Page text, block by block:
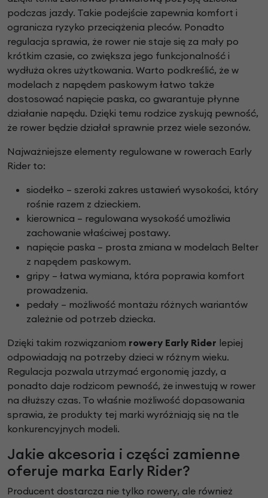
podczas jazdy. Takie podejście zapewnia komfort i
ogranicza ryzyko przeciążenia pleców. Ponadto
regulacja sprawia, że rower nie staje się za mały po
krótkim czasie, co zwiększa jego funkcjonalność i
wydłuża okres użytkowania. Warto podkreślić, że w
modelach z napędem paskowym łatwo także
dostosować napięcie paska, co gwarantuje płynne
działanie napędu. Dzięki temu rodzice zyskują pewność,
że rower będzie działał sprawnie przez wiele sezonów.
Najważniejsze elementy regulowane w rowerach Early
Rider to:
siodełko – szeroki zakres ustawień wysokości, który
rośnie razem z dzieckiem.
kierownica – regulowana wysokość umożliwia
zachowanie właściwej postawy.
napięcie paska – prosta zmiana w modelach Belter
z napędem paskowym.
gripy – łatwa wymiana, która poprawia komfort
prowadzenia.
pedały – możliwość montażu różnych wariantów
zależnie od potrzeb dziecka.
Dzięki takim rozwiązaniom rowery Early Rider lepiej
odpowiadają na potrzeby dzieci w różnym wieku.
Regulacja pozwala utrzymać ergonomię jazdy, a
ponadto daje rodzicom pewność, że inwestują w rower
na dłuższy czas. To właśnie możliwość dopasowania
sprawia, że produkty tej marki wyróżniają się na tle
konkurencyjnych modeli.
Jakie akcesoria i części zamienne
oferuje marka Early Rider?
Producent dostarcza nie tylko rowery, ale również